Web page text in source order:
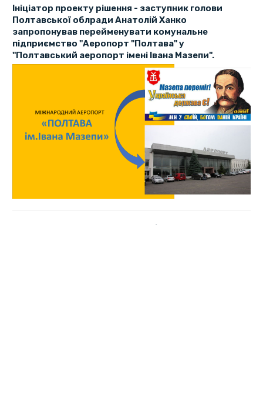
Ініціатор проекту рішення - заступник голови
Полтавської облради Анатолій Ханко
запропонував перейменувати комунальне
підприємство "Аеропорт "Полтава" у
"Полтавський аеропорт імені Івана Мазепи".
Заступник голови Полтавської облради Анатолій